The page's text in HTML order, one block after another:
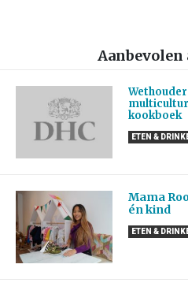
kookboek
ETEN &
Mama
én kind
ETEN &